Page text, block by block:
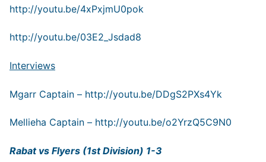
http://youtu.be/4xPxjmU0pok
http://youtu.be/03E2_Jsdad8
Interviews
Mgarr Captain – http://youtu.be/DDgS2PXs4Yk
Mellieha Captain – http://youtu.be/o2YrzQ5C9N0
Rabat vs Flyers (1st Division) 1-3